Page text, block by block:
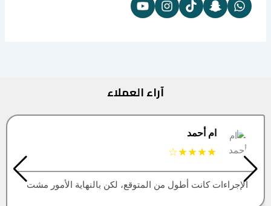
آراء العملاء
الأمور مشت العقار اللي كنت أبيه طلع مباع، أتمنى